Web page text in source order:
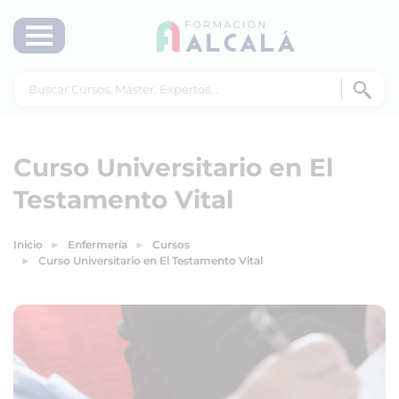
Curso Universitario en El
Testamento Vital
Inicio Enfermería
Cursos
Curso Universitario en El Testamento Vital